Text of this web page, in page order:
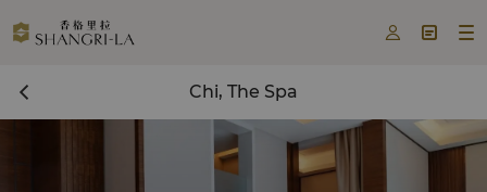
  
Chi, The Spa